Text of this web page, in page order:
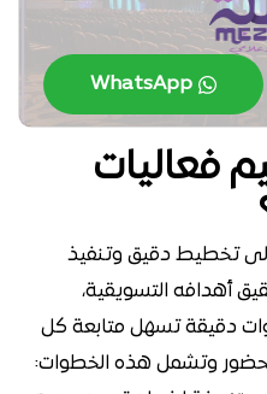
WhatsApp
فعاليات
تخطيط دقيق وتنفيذ
أهدافه التسويقية،
دقيقة تسهل متابعة كل
وتشمل هذه الخطوات: